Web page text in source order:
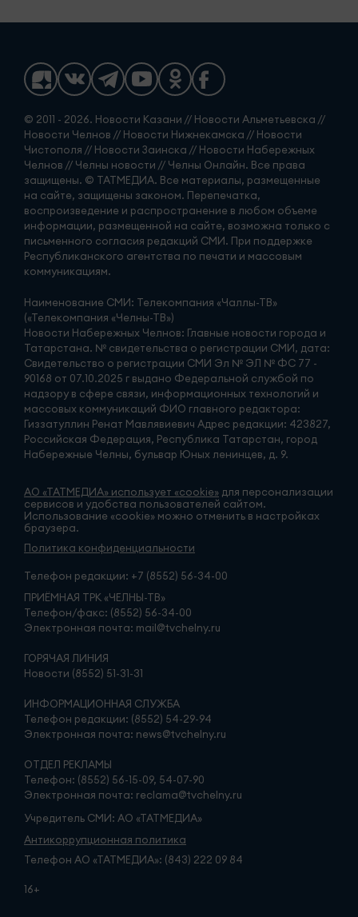
© 2011 - 2026. Новости Казани // Новости Альметьевска //
Новости Челнов // Новости Нижнекамска // Новости
Чистополя // Новости Заинска // Новости Набережных
Челнов // Челны новости // Челны Онлайн. Все права
защищены. © ТАТМЕДИА. Все материалы, размещенные
на сайте, защищены законом. Перепечатка,
воспроизведение и распространение в любом объеме
информации, размещенной на сайте, возможна только с
письменного согласия редакций СМИ. При поддержке
Республиканского агентства по печати и массовым
коммуникациям.
Наименование СМИ: Телекомпания «Чаллы-ТВ»
(«Телекомпания «Челны-ТВ»)
Новости Набережных Челнов: Главные новости города и
Татарстана. № свидетельства о регистрации СМИ, дата:
Свидетельство о регистрации СМИ Эл № ЭЛ № ФС 77 -
90168 от 07.10.2025 г выдано Федеральной службой по
надзору в сфере связи, информационных технологий и
массовых коммуникаций ФИО главного редактора:
Гиззатуллин Ренат Мавлявиевич Адрес редакции: 423827,
Российская Федерация, Республика Татарстан, город
Набережные Челны, бульвар Юных ленинцев, д. 9.
АО «ТАТМЕДИА» использует «cookie» для персонализации
сервисов и удобства пользователей сайтом.
Использование «cookie» можно отменить в настройках
браузера.
Политика конфиденциальности
Телефон редакции: +7 (8552) 56-34-00
ПРИЁМНАЯ ТРК «ЧЕЛНЫ-ТВ»
Телефон/факс: (8552) 56-34-00
Электронная почта: mail@tvchelny.ru
ГОРЯЧАЯ ЛИНИЯ
Новости (8552) 51-31-31
ИНФОРМАЦИОННАЯ СЛУЖБА
Телефон редакции: (8552) 54-29-94
Электронная почта: news@tvchelny.ru
ОТДЕЛ РЕКЛАМЫ
Телефон: (8552) 56-15-09, 54-07-90
Электронная почта: reclama@tvchelny.ru
Учредитель СМИ: АО «ТАТМЕДИА»
Антикоррупционная политика
Телефон АО «ТАТМЕДИА»: (843) 222 09 84
16+